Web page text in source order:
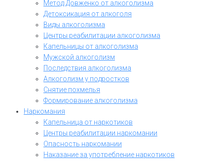
Метод Довженко от алкоголизма
Детоксикация от алкоголя
Виды алкоголизма
Центры реабилитации алкоголизма
Капельницы от алкоголизма
Мужской алкоголизм
Последствия алкоголизма
Алкоголизм у подростков
Снятие похмелья
Формирование алкоголизма
Наркомания
Капельница от наркотиков
Центры реабилитации наркомании
Опасность наркомании
Наказание за употребление наркотиков